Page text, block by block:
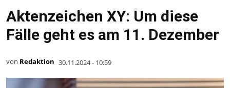
Aktenzeichen XY: Um diese
Fälle geht es am 11. Dezember
von Redaktion 30.11.2024 - 10:59